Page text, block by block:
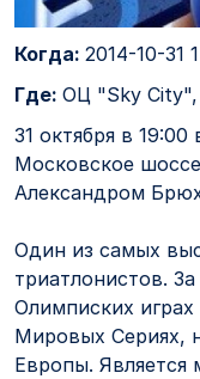
Когда: 2014-10-31
Где: ОЦ "Sky
31 октября в
Московское
Александром
Один из самых
триатлонистов.
Олимписких
Мировых Сериях,
Европы. Является